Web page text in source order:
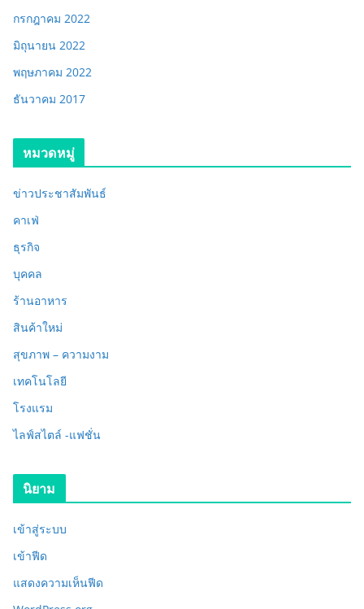
กรกฎาคม 2022
มิถุนายน 2022
พฤษภาคม 2022
ธันวาคม 2017
หมวดหมู่
ข่าวประชาสัมพันธ์
คาเฟ่
ธุรกิจ
บุคคล
ร้านอาหาร
สินค้าใหม่
สุขภาพ – ความงาม
เทคโนโลยี
โรงแรม
ไลฟ์สไตล์ -แฟชั่น
นิยาม
เข้าสู่ระบบ
เข้าฟีด
แสดงความเห็นฟีด